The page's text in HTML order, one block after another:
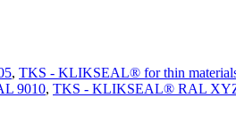
, TKS - KLIKSEAL® for thin
9010, TKS - KLIKSEAL® RAL